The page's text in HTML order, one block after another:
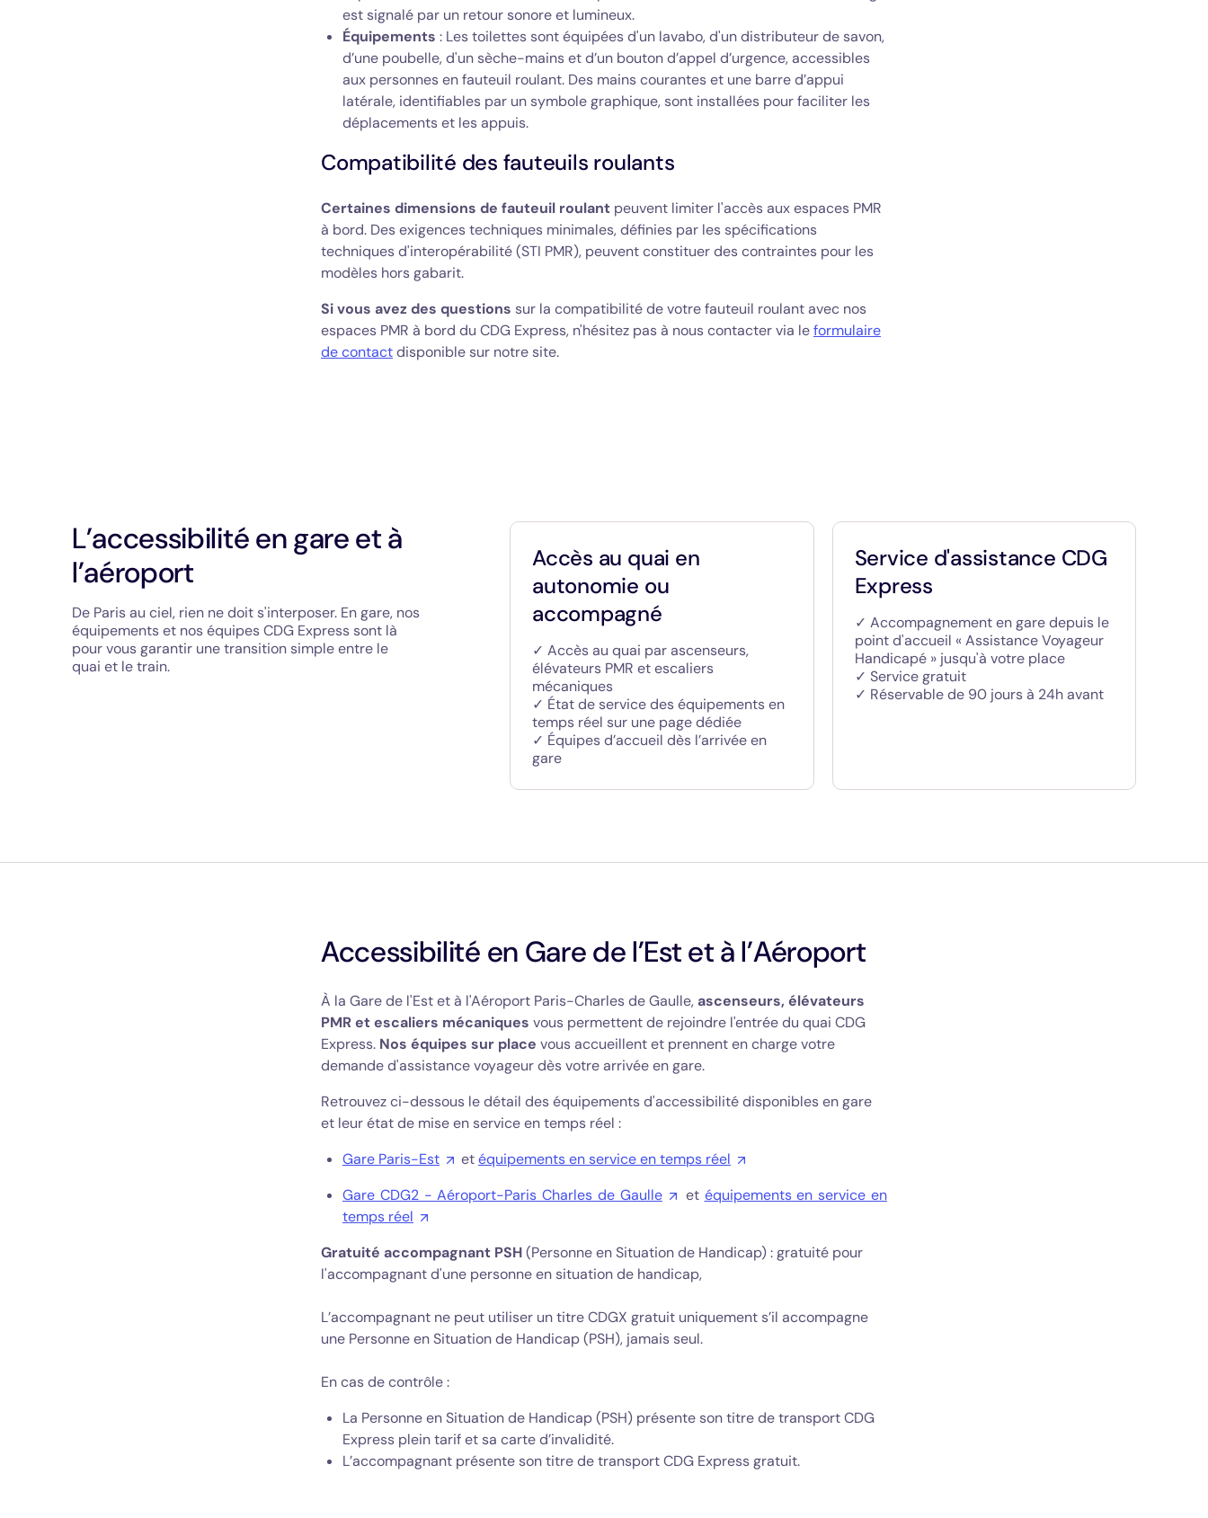
est signalé par un retour sonore et lumineux.
Équipements : Les toilettes sont équipées d'un lavabo, d'un distributeur de savon,
d’une poubelle, d'un sèche-mains et d’un bouton d’appel d’urgence, accessibles
aux personnes en fauteuil roulant. Des mains courantes et une barre d’appui
latérale, identifiables par un symbole graphique, sont installées pour faciliter les
déplacements et les appuis.
Compatibilité des fauteuils roulants
Certaines dimensions de fauteuil roulant peuvent limiter l'accès aux espaces PMR
à bord. Des exigences techniques minimales, définies par les spécifications
techniques d'interopérabilité (STI PMR), peuvent constituer des contraintes pour les
modèles hors gabarit.
Si vous avez des questions sur la compatibilité de votre fauteuil roulant avec nos
espaces PMR à bord du CDG Express, n'hésitez pas à nous contacter via leformulaire
de contactdisponible sur notre site.
L’accessibilité en gare et à
l’aéroport
De Paris au ciel, rien ne doit s'interposer. En gare, nos
équipements et nos équipes CDG Express sont là
pour vous garantir une transition simple entre le
quai et le train.
Accès au quai en
autonomie ou
accompagné
✓ Accès au quai par ascenseurs,
élévateurs PMR et escaliers
mécaniques
✓ État de service des équipements en
temps réel sur une page dédiée
✓ Équipes d’accueil dès l’arrivée en
gare
Service d'assistance CDG
Express
✓ Accompagnement en gare depuis le
point d'accueil « Assistance Voyageur
Handicapé » jusqu'à votre place
✓ Service gratuit
✓ Réservable de 90 jours à 24h avant
Accessibilité en Gare de l’Est et à l’Aéroport
À la Gare de l'Est et à l'Aéroport Paris-Charles de Gaulle,ascenseurs, élévateurs
PMR et escaliers mécaniques vous permettent de rejoindre l'entrée du quai CDG
Express. Nos équipes sur place vous accueillent et prennent en charge votre
demande d'assistance voyageur dès votre arrivée en gare.
Retrouvez ci-dessous le détail des équipements d'accessibilité disponibles en gare
et leur état de mise en service en temps réel :
Gare Paris-Est
etéquipements en service en temps réel
Gare CDG2 - Aéroport-Paris Charles de Gaulle
et équipements en service en
temps réel
Gratuité accompagnant PSH(Personne en Situation de Handicap) : gratuité pour
l'accompagnant d'une personne en situation de handicap,
L’accompagnant ne peut utiliser un titre CDGX gratuit uniquement s’il accompagne
une Personne en Situation de Handicap (PSH), jamais seul.
En cas de contrôle :
La Personne en Situation de Handicap (PSH) présente son titre de transport CDG
Express plein tarif et sa carte d’invalidité.
L’accompagnant présente son titre de transport CDG Express gratuit.